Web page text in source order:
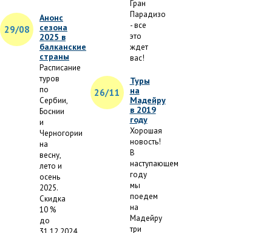
29/08
Анонс
сезона
2025 в
балканские
страны
Расписание
туров
по
Сербии,
Боснии
и
Черногории
на
весну,
лето и
осень
2025.
Скидка
10 %
до
Гран
Парадизо
- все
это
ждет
вас!
26/11
Туры
на
Мадейру
в 2019
году
Хорошая
новость!
В
наступающем
году
мы
поедем
на
Мадейру
три